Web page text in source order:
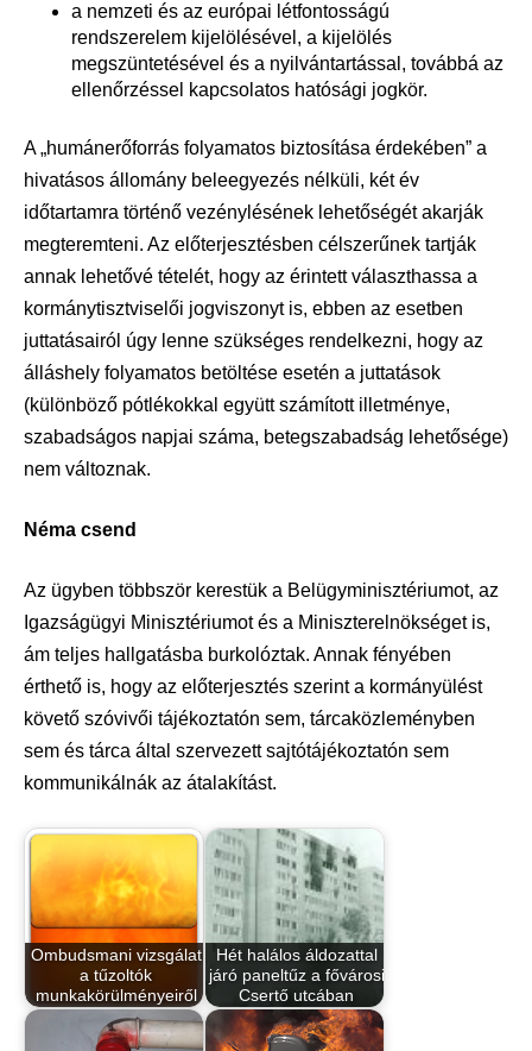
a nemzeti és az európai létfontosságú
rendszerelem kijelölésével, a kijelölés
megszüntetésével és a nyilvántartással, továbbá az
ellenőrzéssel kapcsolatos hatósági jogkör.
A „humánerőforrás folyamatos biztosítása érdekében” a
hivatásos állomány beleegyezés nélküli, két év
időtartamra történő vezénylésének lehetőségét akarják
megteremteni. Az előterjesztésben célszerűnek tartják
annak lehetővé tételét, hogy az érintett választhassa a
kormánytisztviselői jogviszonyt is, ebben az esetben
juttatásairól úgy lenne szükséges rendelkezni, hogy az
álláshely folyamatos betöltése esetén a juttatások
(különböző pótlékokkal együtt számított illetménye,
szabadságos napjai száma, betegszabadság lehetősége)
nem változnak.
Néma csend
Az ügyben többször kerestük a Belügyminisztériumot, az
Igazságügyi Minisztériumot és a Miniszterelnökséget is,
ám teljes hallgatásba burkolóztak. Annak fényében
érthető is, hogy az előterjesztés szerint a kormányülést
követő szóvivői tájékoztatón sem, tárcaközleményben
sem és tárca által szervezett sajtótájékoztatón sem
kommunikálnák az átalakítást.
Ombudsmani vizsgálat
a tűzoltók
munkakörülményeiről
Hét halálos áldozattal
járó paneltűz a fővárosi
Csertő utcában